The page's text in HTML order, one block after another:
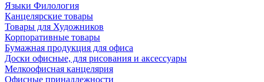
Языки Филология
Канцелярские товары
Товары для Художников
Корпоративные товары
Бумажная продукция для офиса
Доски офисные, для рисования и аксессуары
Мелкоофисная канцелярия
Офисные принадлежности